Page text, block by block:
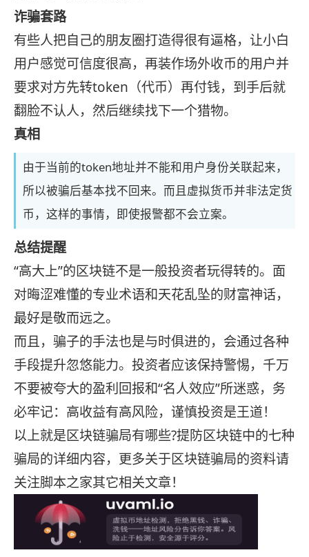
诈骗套路
有些人把自己的朋友圈打造得很有逼格，让小白
用户感觉可信度很高，再装作场外收币的用户并
要求对方先转token（代币）再付钱，到手后就
翻脸不认人，然后继续找下一个猎物。
真相
由于当前的token地址并不能和用户身份关联起来，
所以被骗后基本找不回来。而且虚拟货币并非法定货
币，这样的事情，即使报警都不会立案。
总结提醒
“高大上”的区块链不是一般投资者玩得转的。面
对晦涩难懂的专业术语和天花乱坠的财富神话，
最好是敬而远之。
而且，骗子的手法也是与时俱进的，会通过各种
手段提升忽悠能力。投资者应该保持警惕，千万
不要被夸大的盈利回报和“名人效应”所迷惑，务
必牢记：高收益有高风险，谨慎投资是王道！
以上就是区块链骗局有哪些?提防区块链中的七种
骗局的详细内容，更多关于区块链骗局的资料请
关注脚本之家其它相关文章！